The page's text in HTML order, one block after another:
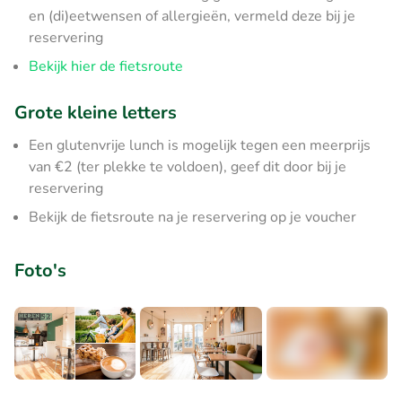
en (di)eetwensen of allergieën, vermeld deze bij je
reservering
Bekijk hier de fietsroute
Grote kleine letters
Een glutenvrije lunch is mogelijk tegen een meerprijs
van €2 (ter plekke te voldoen), geef dit door bij je
reservering
Bekijk de fietsroute na je reservering op je voucher
Foto's